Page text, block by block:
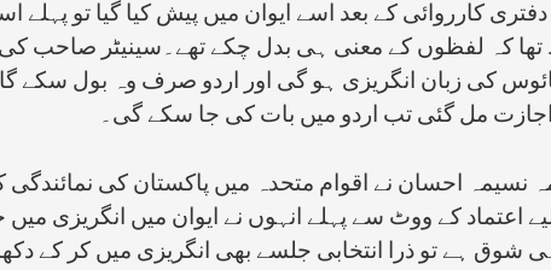
کارروائی کے بعد اسے ایوان میں پیش کیا گیا تو پہلے
تھا کہ لفظوں کے معنی ہی بدل چکے تھے۔سینیٹر صاحب
کی زبان انگریزی ہو گی اور اردو صرف وہ بول سکے
اجازت مل گئی تب اردو میں بات کی جا سکے گی۔
نسیمہ احسان نے اقوام متحدہ میں پاکستان کی نمائندگی
کے ووٹ سے پہلے انہوں نے ایوان میں انگریزی
شوق ہے تو ذرا انتخابی جلسے بھی انگریزی میں کر کے